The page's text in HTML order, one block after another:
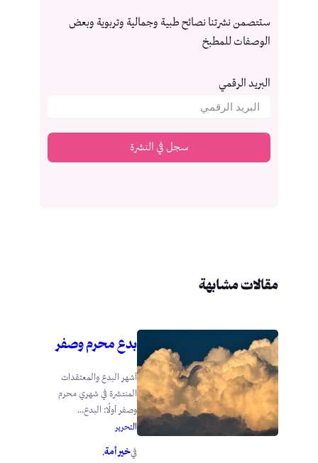
ستتصمن نشرتنا نصائح طبية وجمالية وتربوية وبعض
الوصفات للمطبخ
البريد الرقمي
سجل في النشرة
مقالات مشابهة
بدع محرم وصفر
أشهر البدع والمعتقدات
المنتشرة في شهري محرم
وصفر أولًا: البدع...
التحرير
فيخير أمة.